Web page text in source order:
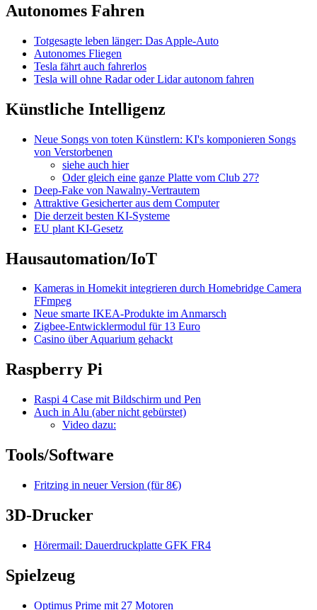
Autonomes Fahren
Totgesagte leben länger: Das Apple-Auto
Autonomes Fliegen
Tesla fährt auch fahrerlos
Tesla will ohne Radar oder Lidar autonom fahren
Künstliche Intelligenz
Neue Songs von toten Künstlern: KI's komponieren Songs
von Verstorbenen
siehe auch hier
Oder gleich eine ganze Platte vom Club 27?
Deep-Fake von Nawalny-Vertrautem
Attraktive Gesicherter aus dem Computer
Die derzeit besten KI-Systeme
EU plant KI-Gesetz
Hausautomation/IoT
Kameras in Homekit integrieren durch Homebridge Camera
FFmpeg
Neue smarte IKEA-Produkte im Anmarsch
Zigbee-Entwicklermodul für 13 Euro
Casino über Aquarium gehackt
Raspberry Pi
Raspi 4 Case mit Bildschirm und Pen
Auch in Alu (aber nicht gebürstet)
Video dazu:
Tools/Software
Fritzing in neuer Version (für 8€)
3D-Drucker
Hörermail: Dauerdruckplatte GFK FR4
Spielzeug
Optimus Prime mit 27 Motoren